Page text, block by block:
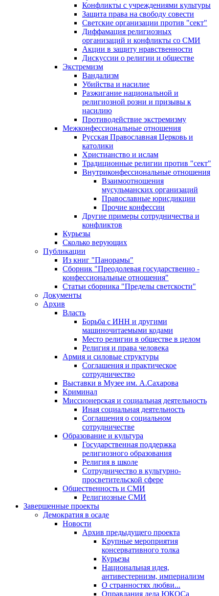
Конфликты с учреждениями культуры
Защита права на свободу совести
Светские организации против "сект"
Диффамация религиозных
организаций и конфликты со СМИ
Акции в защиту нравственности
Дискуссии о религии и обществе
Экстремизм
Вандализм
Убийства и насилие
Разжигание национальной и
религиозной розни и призывы к
насилию
Противодействие экстремизму
Межконфессиональные отношения
Русская Православная Церковь и
католики
Христианство и ислам
Традиционные религии против "сект"
Внутриконфессиональные отношения
Взаимоотношения
мусульманских организаций
Православные юрисдикции
Прочие конфессии
Другие примеры сотрудничества и
конфликтов
Курьезы
Сколько верующих
Публикации
Из книг "Панорамы"
Сборник "Преодолевая государственно -
конфессиональные отношения"
Статьи сборника "Пределы светскости"
Документы
Архив
Власть
Борьба с ИНН и другими
машиночитаемыми кодами
Место религии в обществе в целом
Религия и права человека
Армия и силовые структуры
Соглашения и практическое
сотрудничество
Выставки в Музее им. А.Сахарова
Криминал
Миссионерская и социальная деятельность
Иная социальная деятельность
Соглашения о социальном
сотрудничестве
Образование и культура
Государственная поддержка
религиозного образования
Религия в школе
Сотрудничество в культурно-
просветительской сфере
Общественность и СМИ
Религиозные СМИ
Завершенные проекты
Демократия в осаде
Новости
Архив предыдущего проекта
Крупные мероприятия
консервативного толка
Курьезы
Национальная идея,
антивестернизм, империализм
О странностях любви...
Оправдания дела ЮКОСа